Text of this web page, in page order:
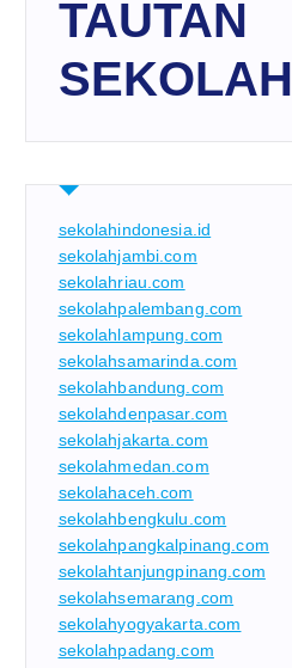
TAUTAN
SEKOLAH
sekolahindonesia.id
sekolahjambi.com
sekolahriau.com
sekolahpalembang.com
sekolahlampung.com
sekolahsamarinda.com
sekolahbandung.com
sekolahdenpasar.com
sekolahjakarta.com
sekolahmedan.com
sekolahaceh.com
sekolahbengkulu.com
sekolahpangkalpinang.com
sekolahtanjungpinang.com
sekolahsemarang.com
sekolahyogyakarta.com
sekolahpadang.com